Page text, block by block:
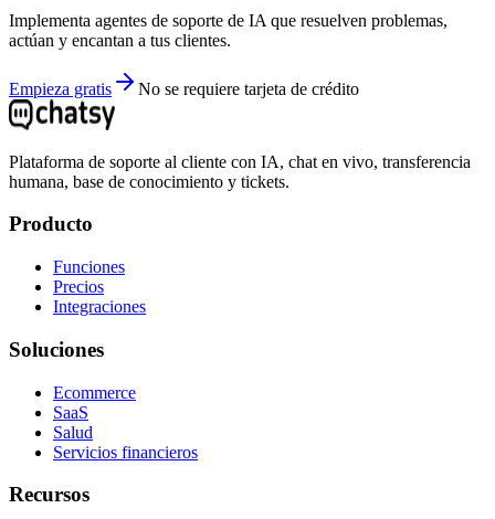
Implementa agentes de soporte de IA que resuelven problemas,
actúan y encantan a tus clientes.
Empieza gratis No se requiere tarjeta de crédito
Plataforma de soporte al cliente con IA, chat en vivo, transferencia
humana, base de conocimiento y tickets.
Producto
Funciones
Precios
Integraciones
Soluciones
Ecommerce
SaaS
Salud
Servicios financieros
Recursos